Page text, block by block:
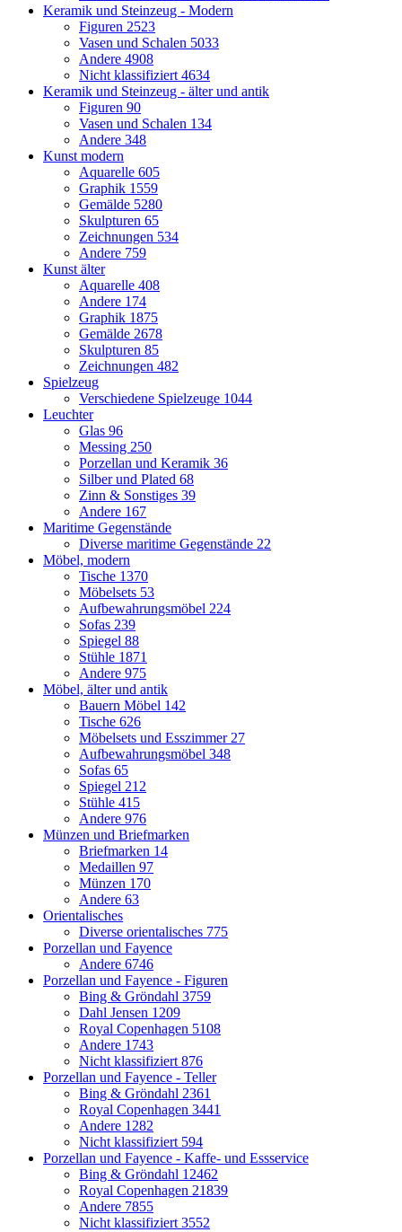
Keramik und Steinzeug - Modern
Figuren 2523
Vasen und Schalen 5033
Andere 4908
Nicht klassifiziert 4634
Keramik und Steinzeug - älter und antik
Figuren 90
Vasen und Schalen 134
Andere 348
Kunst modern
Aquarelle 605
Graphik 1559
Gemälde 5280
Skulpturen 65
Zeichnungen 534
Andere 759
Kunst älter
Aquarelle 408
Andere 174
Graphik 1875
Gemälde 2678
Skulpturen 85
Zeichnungen 482
Spielzeug
Verschiedene Spielzeuge 1044
Leuchter
Glas 96
Messing 250
Porzellan und Keramik 36
Silber und Plated 68
Zinn & Sonstiges 39
Andere 167
Maritime Gegenstände
Diverse maritime Gegenstände 22
Möbel, modern
Tische 1370
Möbelsets 53
Aufbewahrungsmöbel 224
Sofas 239
Spiegel 88
Stühle 1871
Andere 975
Möbel, älter und antik
Bauern Möbel 142
Tische 626
Möbelsets und Esszimmer 27
Aufbewahrungsmöbel 348
Sofas 65
Spiegel 212
Stühle 415
Andere 976
Münzen und Briefmarken
Briefmarken 14
Medaillen 97
Münzen 170
Andere 63
Orientalisches
Diverse orientalisches 775
Porzellan und Fayence
Andere 6746
Porzellan und Fayence - Figuren
Bing & Gröndahl 3759
Dahl Jensen 1209
Royal Copenhagen 5108
Andere 1743
Nicht klassifiziert 876
Porzellan und Fayence - Teller
Bing & Gröndahl 2361
Royal Copenhagen 3441
Andere 1282
Nicht klassifiziert 594
Porzellan und Fayence - Kaffe- und Essservice
Bing & Gröndahl 12462
Royal Copenhagen 21839
Andere 7855
Nicht klassifiziert 3552